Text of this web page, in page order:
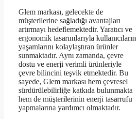
Glem markası, gelecekte de
müşterilerine sağladığı avantajları
artırmayı hedeflemektedir. Yaratıcı ve
ergonomik tasarımlarıyla kullanıcıların
yaşamlarını kolaylaştıran ürünler
sunmaktadır. Aynı zamanda, çevre
dostu ve enerji verimli ürünleriyle
çevre bilincini teşvik etmektedir. Bu
sayede, Glem markası hem çevresel
sürdürülebilirliğe katkıda bulunmakta
hem de müşterilerinin enerji tasarrufu
yapmalarına yardımcı olmaktadır.